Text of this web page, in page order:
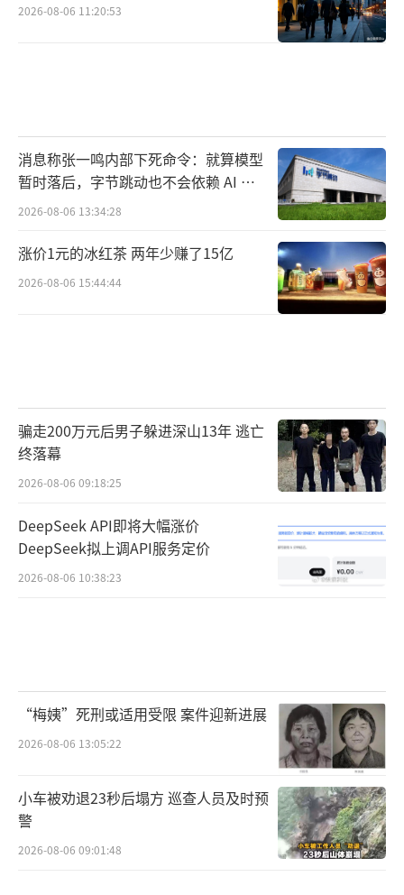
2026-08-06 11:20:53
消息称张一鸣内部下死命令：就算模型
暂时落后，字节跳动也不会依赖 AI 蒸
馏技术
2026-08-06 13:34:28
涨价1元的冰红茶 两年少赚了15亿
2026-08-06 15:44:44
骗走200万元后男子躲进深山13年 逃亡
终落幕
2026-08-06 09:18:25
DeepSeek API即将大幅涨价
DeepSeek拟上调API服务定价
2026-08-06 10:38:23
“梅姨”死刑或适用受限 案件迎新进展
2026-08-06 13:05:22
小车被劝退23秒后塌方 巡查人员及时预
警
2026-08-06 09:01:48